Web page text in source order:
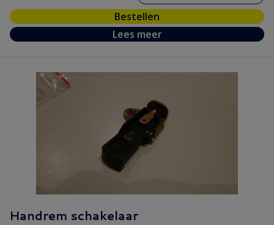
Bestellen
Lees meer
Handrem schakelaar